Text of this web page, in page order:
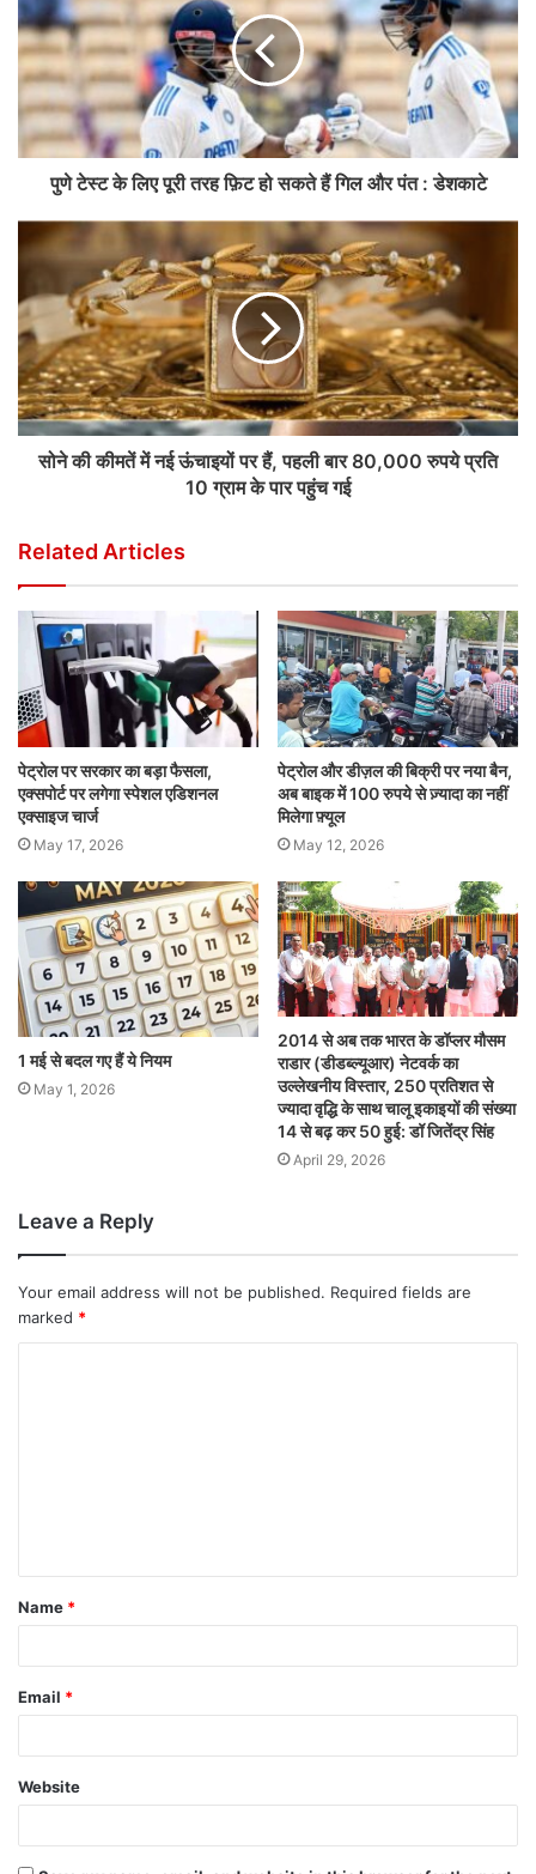
पुणे टेस्ट के लिए पूरी तरह फ़िट हो सकते हैं गिल और पंत : डेशकाटे
सोने की कीमतें में नई ऊंचाइयों पर हैं, पहली बार 80,000 रुपये प्रति
10 ग्राम के पार पहुंच गई
Related Articles
पेट्रोल पर सरकार का बड़ा फैसला,
एक्सपोर्ट पर लगेगा स्पेशल एडिशनल
एक्साइज चार्ज
May 17, 2026
पेट्रोल और डीज़ल की बिक्री पर नया बैन,
अब बाइक में 100 रुपये से ज़्यादा का नहीं
मिलेगा फ़्यूल
May 12, 2026
1 मई से बदल गए हैं ये नियम
May 1, 2026
2014 से अब तक भारत के डॉप्लर मौसम
राडार (डीडब्ल्यूआर) नेटवर्क का
उल्लेखनीय विस्तार, 250 प्रतिशत से
ज्यादा वृद्धि के साथ चालू इकाइयों की संख्या
14 से बढ़ कर 50 हुई: डॉ जितेंद्र सिंह
April 29, 2026
Leave a Reply
Your email address will not be published. Required fields are
marked *
Name *
Email *
Website